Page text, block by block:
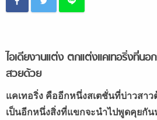
ไอเดียงานแต่ง ตกแต่งแคเทอริ่งที่น
สวยด้วย
แคเทอริ่ง คืออีกหนึ่งสเตชั่นที่บ่าวสาว
เป็นอีกหนึ่งสิ่งที่แขกจะนำไปพูดคุยกัน